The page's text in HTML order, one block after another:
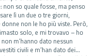
so quale fosse, ma penso
lì un due o tre giorni,
non le ho più viste. Però,
solo, e mi trovavo – ho
m’hanno dato nessun
civili e m’han dato dei…